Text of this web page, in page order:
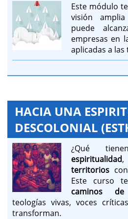
Este módulo
visión
puede
empresas en
aplicadas a
HACIA UNA
DESCOLONIAL
¿Qué
espiritualidad
territorios
Este curso
caminos de
teologías vivas, voces
transforman.